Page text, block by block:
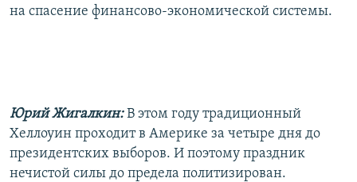
на спасение финансово-экономической системы.
Юрий Жигалкин:В этом году традиционный
Хеллоуин проходит в Америке за четыре дня до
президентских выборов. И поэтому праздник
нечистой силы до предела политизирован.